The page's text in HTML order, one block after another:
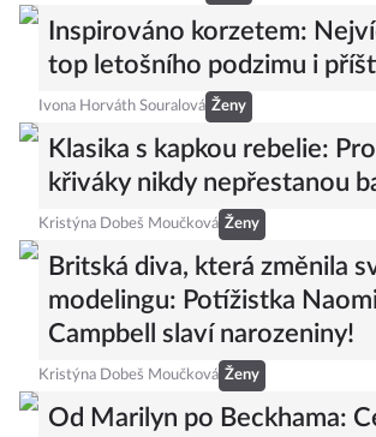
Inspirováno korzetem:
top letošního podzimu i
Ivona Horváth Souralová Ženy
Klasika s kapkou rebelie:
křiváky nikdy nepřestanou
Kristýna Dobeš Moučková Ženy
Britská diva, která změnila
modelingu: Potížistka
Campbell slaví narozeniny!
Kristýna Dobeš Moučková Ženy
Od Marilyn po Beckhama: